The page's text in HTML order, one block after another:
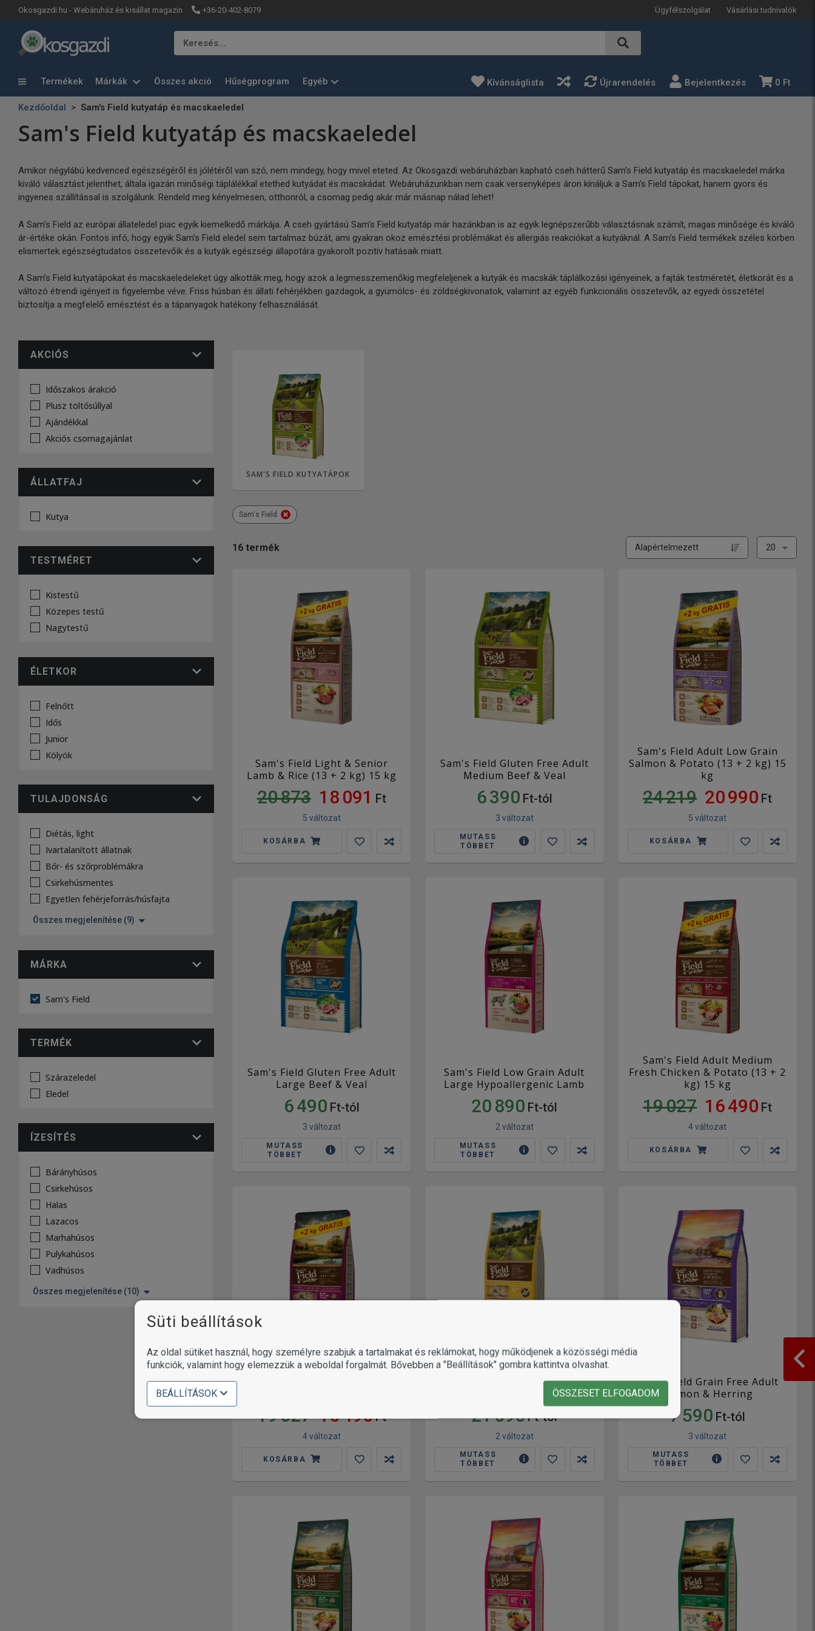
Okosgazdi.hu - Webáruház és kisállat magazin +36-20-402-8079 Ügyfélszolgálat Vásárlási tudnivalók
Keresés…
Termékek Márkák Összes akció Hűségprogram Egyéb Kívánságlista Újrarendelés Bejelentkezés 0 Ft
Kezdőoldal Sam's Field kutyatáp és macskaeledel
Sam's Field kutyatáp és macskaeledel
Amikor négylábú kedvenced egészségéről és jólétéről van szó, nem mindegy, hogy mivel eteted. Az Okosgazdi webáruházban kapható cseh hátterű Sam's Field kutyatáp és macskaeledel márka
kiváló választást jelenthet, általa igazán minőségi táplálékkal etethed kutyádat és macskádat. Webáruházunkban nem csak versenyképes áron kínáljuk a Sam's Field tápokat, hanem gyors és
ingyenes szállítással is szolgálunk. Rendeld meg kényelmesen, otthonról, a csomag pedig akár már másnap nálad lehet!
A Sam's Field az európai állateledel piac egyik kiemelkedő márkája. A cseh gyártású Sam's Field kutyatáp már hazánkban is az egyik legnépszerűbb választásnak számít, magas minősége és kiváló
ár-értéke okán. Fontos infó, hogy egyik Sam's Field eledel sem tartalmaz búzát, ami gyakran okoz emésztési problémákat és allergiás reakciókat a kutyáknál. A Sam's Field termékek széles körben
elismertek egészségtudatos összetevőik és a kutyák egészségi állapotára gyakorolt pozitív hatásaik miatt.
A Sam’s Field kutyatápokat és macskaeledeleket úgy alkották meg, hogy azok a legmesszemenőkig megfeleljenek a kutyák és macskák táplálkozási igényeinek, a fajták testméretét, életkorát és a
változó étrendi igényeit is figyelembe véve. Friss húsban és állati fehérjékben gazdagok, a gyümölcs- és zöldségkivonatok, valamint az egyéb funkcionális összetevők, az egyedi összetétel
biztosítja a megfelelő emésztést és a tápanyagok hatékony felhasználását.
AKCIÓS
Időszakos árakció
Plusz töltősúllyal
Ajándékkal
Akciós csomagajánlat
ÁLLATFAJ
Kutya
TESTMÉRET
Kistestű
Közepes testű
Nagytestű
ÉLETKOR
Felnőtt
Idős
Junior
Kölyök
TULAJDONSÁG
Diétás, light
Ivartalanított állatnak
Bőr- és szőrproblémákra
Csirkehúsmentes
Egyetlen fehérjeforrás/húsfajta
Összes megjelenítése (9)
MÁRKA
Sam's Field
TERMÉK
Szárazeledel
Eledel
ÍZESÍTÉS
Bárányhúsos
Csirkehúsos
Halas
Lazacos
Marhahúsos
Pulykahúsos
Vadhúsos
Összes megjelenítése (10)
SAM'S FIELD KUTYATÁPOK
16 termék
Sam's Field
Sam's Field Light & Senior
Lamb & Rice (13 + 2 kg) 15 kg
20 873 18 091 Ft
5 változat
KOSÁRBA
Sam's Field Gluten Free Adult
Medium Beef & Veal
6 390 Ft-tól
3 változat
MUTASS
TÖBBET
Sam's Field Adult Low Grain
Salmon & Potato (13 + 2 kg) 15
kg
24 219 20 990 Ft
5 változat
KOSÁRBA
Sam's Field Gluten Free Adult
Large Beef & Veal
6 490 Ft-tól
3 változat
MUTASS
TÖBBET
Sam's Field Low Grain Adult
Large Hypoallergenic Lamb
20 890 Ft-tól
2 változat
MUTASS
TÖBBET
Sam's Field Adult Medium
Fresh Chicken & Potato (13 + 2
kg) 15 kg
19 027 16 490 Ft
4 változat
KOSÁRBA
Sam's Field Adult Large Fresh
19 027 16 490Ft
4 változat
KOSÁRBA
Sam's Field Gluten Free Adult
Large Goose & Turkey
21 090Ft-tól
2 változat
MUTASS
TÖBBET
Sam's Field Grain Free Adult
Salmon & Herring
7 590 Ft-tól
3 változat
MUTASS
TÖBBET
Süti beállítások
Az oldal sütiket használ, hogy személyre szabjuk a tartalmakat és reklámokat, hogy működjenek a közösségi média
funkciók, valamint hogy elemezzük a weboldal forgalmát. Bővebben a "Beállítások" gombra kattintva olvashat.
BEÁLLÍTÁSOK ÖSSZESET ELFOGADOM